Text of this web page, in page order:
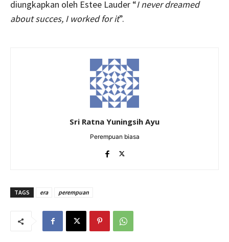
diungkapkan oleh Estee Lauder “I never dreamed
about succes, I worked for it”.
Sri Ratna Yuningsih Ayu
Perempuan biasa
TAGS era perempuan